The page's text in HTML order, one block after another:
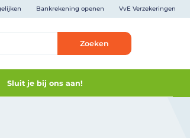
Bankrekening openen VvE Verzekeringen
Zoeken
Sluit je bij ons aan!